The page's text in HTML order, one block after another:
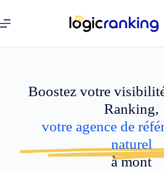
Boostez votre
Ranking,
votre agence de
naturel
à mont